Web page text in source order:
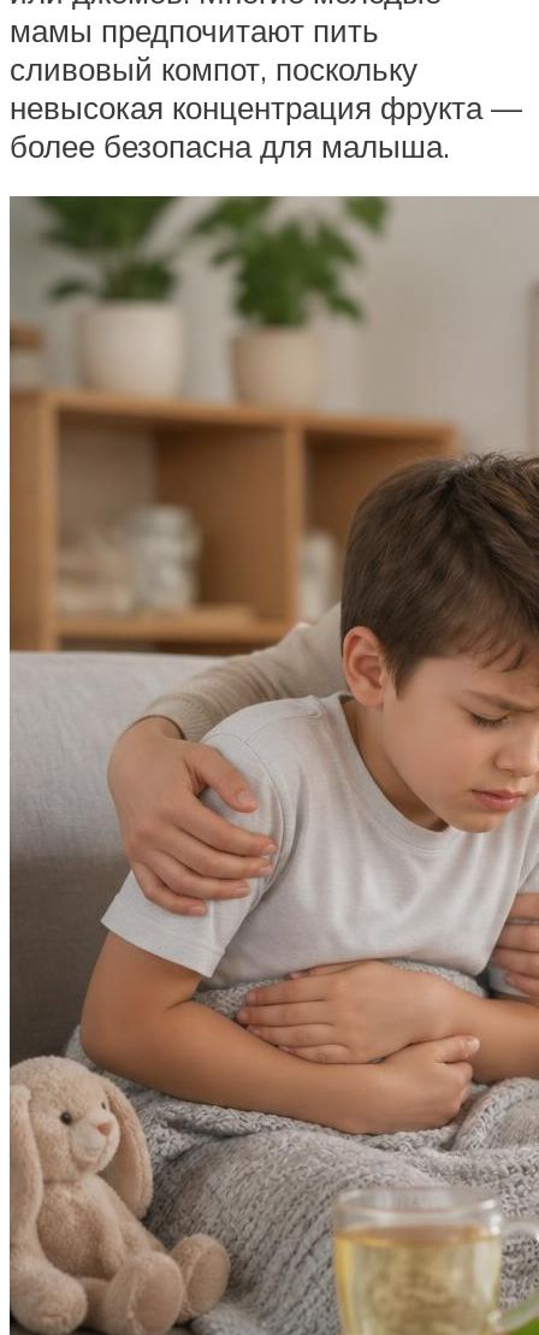
мамы предпочитают пить
сливовый компот, поскольку
невысокая концентрация фрукта —
более безопасна для малыша.